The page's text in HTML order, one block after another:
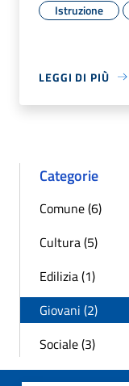
Istruzione
LEGGI DI PIÙ
Categorie
Comune (6)
Cultura (5)
Edilizia (1)
Giovani (2)
Sociale (3)